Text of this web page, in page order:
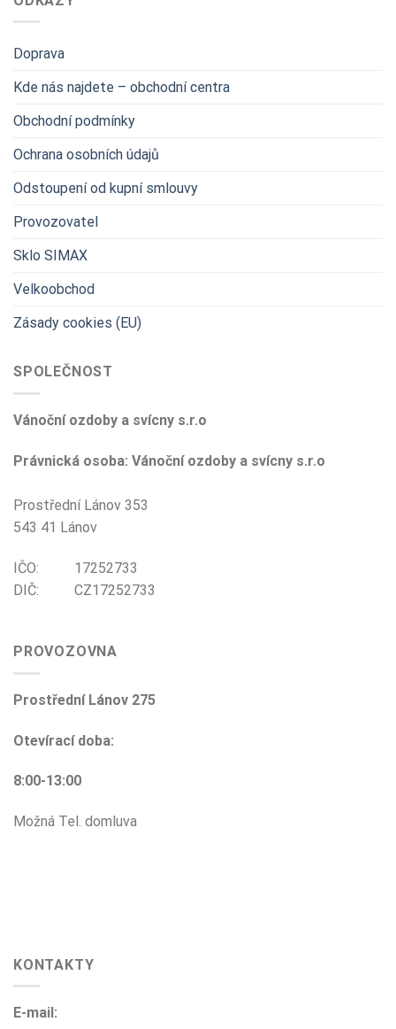
Doprava
Kde nás najdete – obchodní centra
Obchodní podmínky
Ochrana osobních údajů
Odstoupení od kupní smlouvy
Provozovatel
Sklo SIMAX
Velkoobchod
Zásady cookies (EU)
SPOLEČNOST
Vánoční ozdoby a svícny s.r.o
Právnická osoba: Vánoční ozdoby a svícny s.r.o
Prostřední Lánov 353
543 41 Lánov
IČO: 17252733
DIČ: CZ17252733
PROVOZOVNA
Prostřední Lánov 275
Otevírací doba:
8:00-13:00
Možná Tel. domluva
KONTAKTY
E-mail: